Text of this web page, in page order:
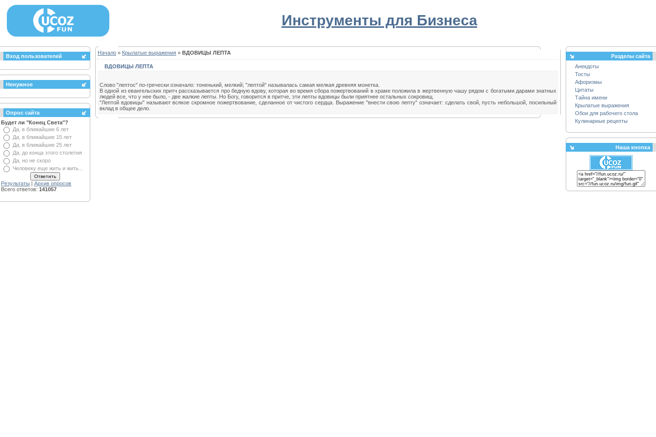
Инструменты для Бизнеса
Вход пользователей
Ненужное
Опрос сайта
Будет ли "Конец Света"?
Да, в ближайшие 6 лет
Да, в ближайшие 15 лет
Да, в ближайшие 25 лет
Да, до конца этого столетия
Да, но не скоро
Человеку еще жить и жить...
Результаты | Архив опросов
Всего ответов: 141057
Начало » Крылатые выражения » ВДОВИЦЫ ЛЕПТА
ВДОВИЦЫ ЛЕПТА
Слово "лептос" по-гречески означало: тоненький, мелкий; "лептой" называлась самая мелкая древняя монетка.
В одной из евангельских притч рассказывается про бедную вдову, которая во время сбора пожертвований в храме положила в жертвенную чашу рядом с богатыми дарами знатных
людей все, что у нее было, - две жалкие лепты. Но Богу, говорится в притче, эти лепты вдовицы были приятнее остальных сокровищ.
"Лептой вдовицы" называют всякое скромное пожертвование, сделанное от чистого сердца. Выражение "внести свою лепту" означает: сделать свой, пусть небольшой, посильный
вклад в общее дело.
Разделы сайта
Анекдоты
Тосты
Афоризмы
Цитаты
Тайна имени
Крылатые выражения
Обои для рабочего стола
Кулинарные рецепты
Наша кнопка